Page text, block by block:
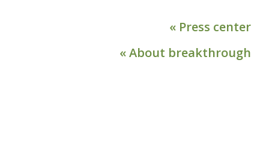
« Press center
« About breakthrough